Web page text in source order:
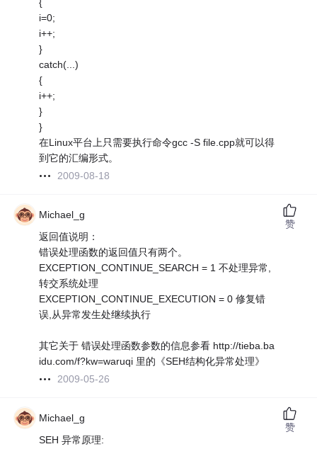
{
i=0;
i++;
}
catch(...)
{
i++;
}
}
在Linux平台上只需要执行命令gcc -S file.cpp就可以得
到它的汇编形式。
2009-08-18
Michael_g
返回值说明：
错误处理函数的返回值只有两个。
EXCEPTION_CONTINUE_SEARCH = 1 不处理异常,
转交系统处理
EXCEPTION_CONTINUE_EXECUTION = 0 修复错
误,从异常发生处继续执行
其它关于 错误处理函数参数的信息参看 http://tieba.ba
idu.com/f?kw=waruqi 里的《SEH结构化异常处理》
2009-05-26
赞
Michael_g
SEH 异常原理:
赞